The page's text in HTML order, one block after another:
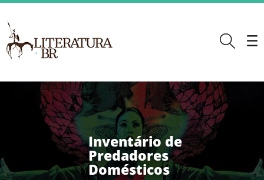
Inventário de
Predadores
Domésticos